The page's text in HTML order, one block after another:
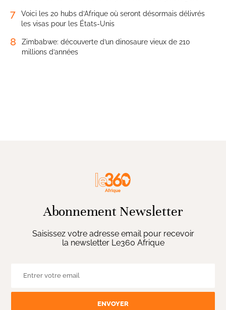
7
Voici les 20 hubs d’Afrique où seront désormais délivrés
les visas pour les États-Unis
8
Zimbabwe: découverte d’un dinosaure vieux de 210
millions d’années
Abonnement Newsletter
Saisissez votre adresse email pour recevoir
la newsletter Le360 Afrique
ENVOYER